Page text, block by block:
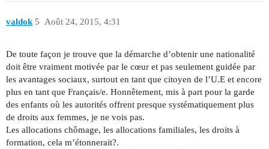
valdok Août 24, 2015, 4:31
5
De toute façon je trouve que la démarche d’obtenir une nationalité
doit être vraiment motivée par le cœur et pas seulement guidée par
les avantages sociaux, surtout en tant que citoyen de l’U.E et encore
plus en tant que Français/e. Honnêtement, mis à part pour la garde
des enfants où les autorités offrent presque systématiquement plus
de droits aux femmes, je ne vois pas.
Les allocations chômage, les allocations familiales, les droits à
formation, cela m’étonnerait?.